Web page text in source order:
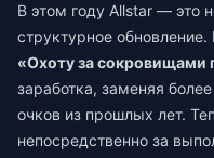
В этом году Allstar — это
структурное
«Охоту за сокровищами
заработка, заменяя
очков из прошлых лет.
непосредственно за